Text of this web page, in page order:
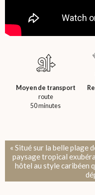
Moyen de transport
route
50 minutes
« Situé sur la belle plage
paysage tropical
hôtel au style caribéen